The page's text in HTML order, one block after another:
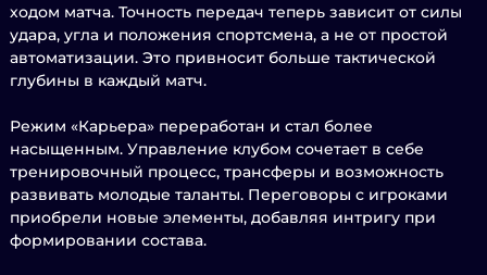
ходом матча. Точность передач теперь зависит от силы
удара, угла и положения спортсмена, а не от простой
автоматизации. Это привносит больше тактической
глубины в каждый матч.
Режим «Карьерa» переработан и стал более
насыщенным. Управление клубом сочетает в себе
тренировочный процесс, трансферы и возможность
развивать молодые таланты. Переговоры с игроками
приобрели новые элементы, добавляя интригу при
формировании состава.